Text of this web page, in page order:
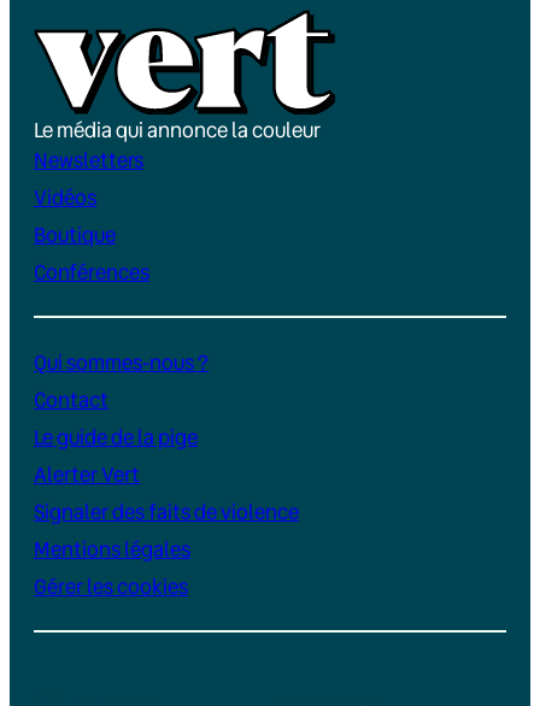
Le média qui annonce la couleur
Newsletters
Vidéos
Boutique
Conférences
Qui sommes-nous ?
Contact
Le guide de la pige
Alerter Vert
Signaler des faits de violence
Mentions légales
Gérer les cookies